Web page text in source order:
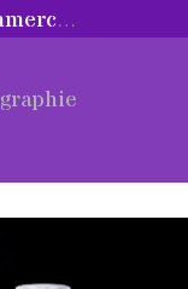
packshot produits e-commerce